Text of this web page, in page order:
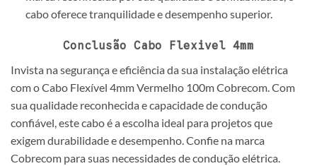
cabo oferece tranquilidade e desempenho superior.
Conclusão Cabo Flexivel 4mm
Invista na segurança e eficiência da sua instalação elétrica
com o Cabo Flexível 4mm Vermelho 100m Cobrecom. Com
sua qualidade reconhecida e capacidade de condução
confiável, este cabo é a escolha ideal para projetos que
exigem durabilidade e desempenho. Confie na marca
Cobrecom para suas necessidades de condução elétrica.